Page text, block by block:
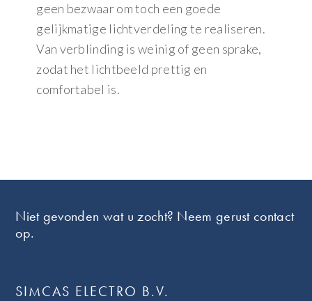
geen bezwaar om toch een goede
gelijkmatige lichtverdeling te realiseren.
Van verblinding is weinig of geen sprake,
zodat het lichtbeeld prettig en
comfortabel is.
Niet gevonden wat u zocht? Neem gerust contact
op.
SIMCAS ELECTRO B.V.